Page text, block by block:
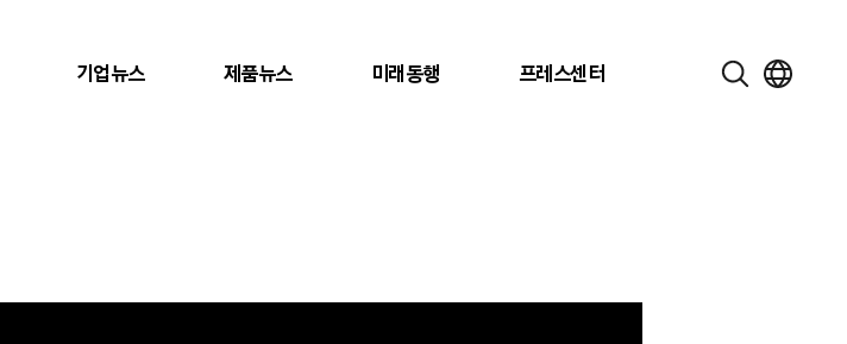
기업뉴스 제품뉴스 미래동행 프레스센터